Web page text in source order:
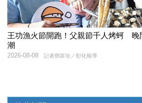
王功漁火節開跑！父親節千人烤蚵 晚
潮
記者鄧富珍／彰化報導
2026-08-08